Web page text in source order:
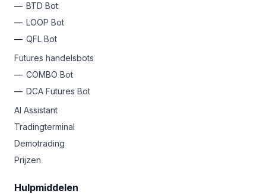
BTD Bot
LOOP Bot
QFL Bot
Futures handelsbots
COMBO Bot
DCA Futures Bot
AI Assistant
Tradingterminal
Demotrading
Prijzen
Hulpmiddelen